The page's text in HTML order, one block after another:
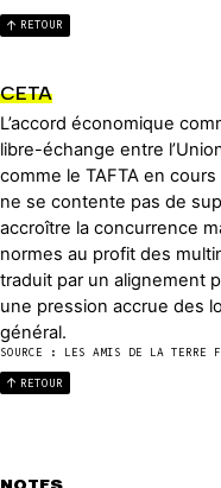
RETOUR
CETA
L’accord économique
libre-échange entre
comme le TAFTA en
ne se contente pas de
accroître la concurrence
normes au profit des
traduit par un alignement
une pression accrue des
général.
SOURCE : LES AMIS DE LA TERRE
RETOUR